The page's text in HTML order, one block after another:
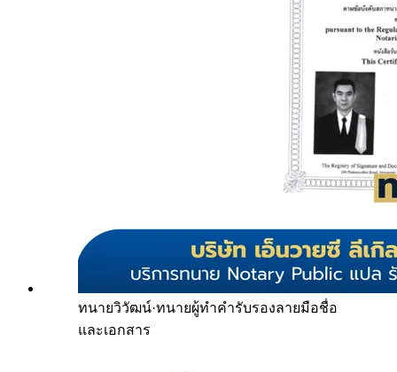
ทนายวิวัฒน์·ทนายผู้ทำคำรับรองลายมือชื่อ
และเอกสาร